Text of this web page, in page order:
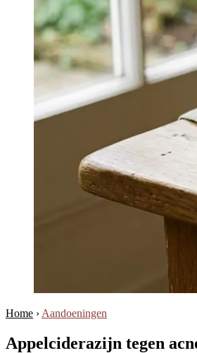
Home › Aandoeningen
Appelciderazijn tegen